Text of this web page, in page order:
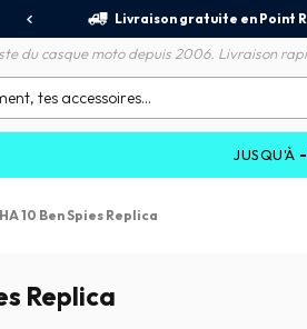
Livraison gratuite en Point
du casque moto depuis 2006. Livraison
-70%SUR
10 Ben Spies Replica
Replica